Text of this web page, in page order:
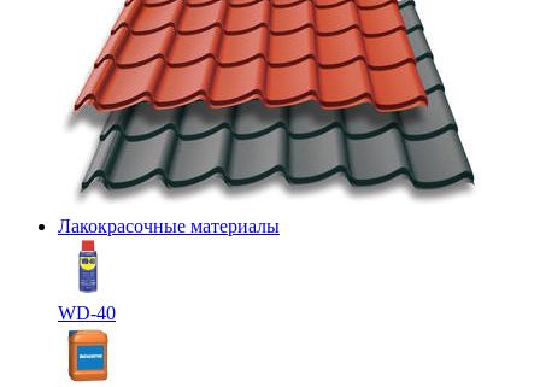
Лакокрасочные материалы
WD-40